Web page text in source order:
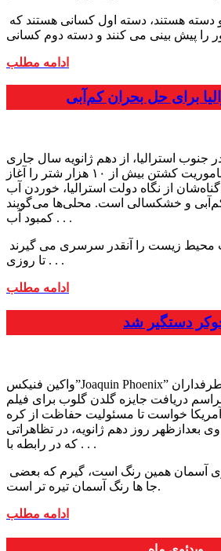
را پیش بینی می کنند و دسته دوم کسانی
ادامه مطلب
برای حل بحران کم‌آبی
جنوب استرالیا، از دهم ژانویه سال جاری
سوار بالگرد شدند و ماموریت کشتن بیش از ۱۰ هزار شتر را آغاز
از نگاه دولت استرالیا، خوردن آب
کم‌آبی و خشکسالی است. محلی‌ها می‌گویند
کمبود آب . . .
تا روزی . . .
ادامه مطلب
دستگیر شد
واکین فنیکس”Joaquin Phoenix” بازیگر نقش جوکر که از طرفداران
دریافت جایزه گلدن گلوب برای فیلم
آمریکا خواست تا مسئولیت حفاظت از کره
بعدازظهر روز دهم ژانویه، در تظاهراتی
که در رابطه با . . .
جا ها رنگ آسمان تیره تر است.
ادامه مطلب